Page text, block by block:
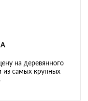
на деревянного
из самых крупных